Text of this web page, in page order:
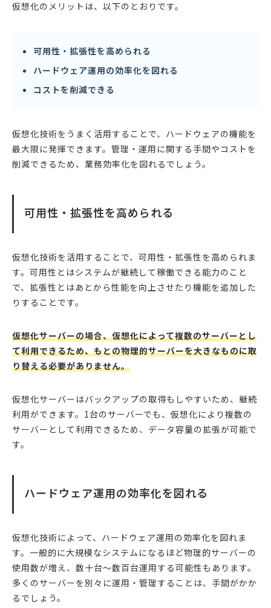
仮想化のメリットは、以下のとおりです。
可用性・拡張性を高められる
ハードウェア運用の効率化を図れる
コストを削減できる
仮想化技術をうまく活用することで、ハードウェアの機能を
最大限に発揮できます。管理・運用に関する手間やコストを
削減できるため、業務効率化を図れるでしょう。
可用性・拡張性を高められる
仮想化技術を活用することで、可用性・拡張性を高められま
す。可用性とはシステムが継続して稼働できる能力のこと
で、拡張性とはあとから性能を向上させたり機能を追加した
りすることです。
仮想化サーバーの場合、仮想化によって複数のサーバーとし
て利用できるため、もとの物理的サーバーを大きなものに取
り替える必要がありません。
仮想化サーバーはバックアップの取得もしやすいため、継続
利用ができます。1台のサーバーでも、仮想化により複数の
サーバーとして利用できるため、データ容量の拡張が可能で
す。
ハードウェア運用の効率化を図れる
仮想化技術によって、ハードウェア運用の効率化を図れま
す。一般的に大規模なシステムになるほど物理的サーバーの
使用数が増え、数十台〜数百台運用する可能性もあります。
多くのサーバーを別々に運用・管理することは、手間がかか
るでしょう。